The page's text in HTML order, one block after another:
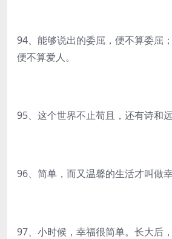
94、能够说出的委屈，便不算委屈
便不算爱人。
95、这个世界不止苟且，还有诗和远
96、简单，而又温馨的生活才叫做幸
97、小时候，幸福很简单。长大后，